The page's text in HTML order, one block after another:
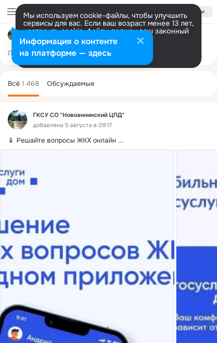
Войти
Мы используем cookie-файлы, чтобы улучшить
сервисы для вас. Если ваш возраст менее 13 лет,
настроить cookie-файлы должен ваш законный
представитель. Больше информации
Разрешить все Настроить
Лента Участники 177 Темы 1.4K
ГКСУ СО "Новоаннинский ЦПД"
добавлена 5 августа в 09:17
📱 Решайте вопросы ЖКХ онлайн ...
колонка
Всё 1 468 Обсуждаемые
Информация о контенте
на платформе — здесь